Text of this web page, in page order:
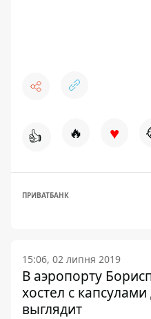
👍 🔥 ♥
ПРИВАТБАНК
15:06, 02 липня 2019
В аэропорту
хостел с
выглядит